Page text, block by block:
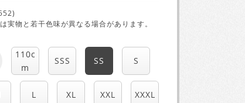
実物と若干色味が異なる場合があります。
110c
m
SSS SS S
L XL XXL XXXL